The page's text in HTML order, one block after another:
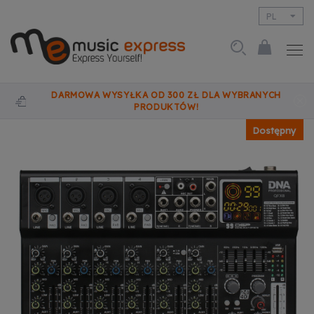
PL
DARMOWA WYSYŁKA OD 300 ZŁ DLA WYBRANYCH
PRODUKTÓW!
Dostępny